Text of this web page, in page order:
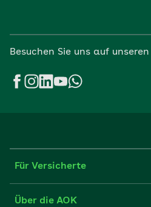
Besuchen Sie uns auf
Für Versicherte
Formulare und Anträge
Über die AOK